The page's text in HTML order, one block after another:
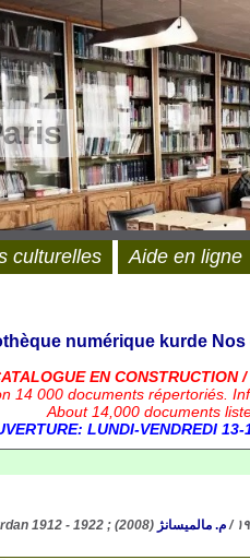
numérique kurde
EN CONSTRUCTION
14 000 documents répertoriés.
About 14,000 documents
LUNDI-VENDREDI
/م. مالمیسانژ (2008)
culturelles Aide en ligne